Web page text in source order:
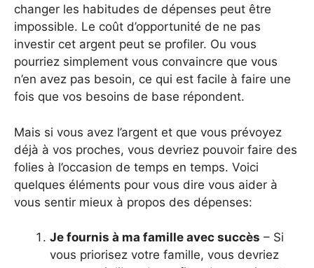
changer les habitudes de dépenses peut être
impossible. Le coût d’opportunité de ne pas
investir cet argent peut se profiler. Ou vous
pourriez simplement vous convaincre que vous
n’en avez pas besoin, ce qui est facile à faire une
fois que vos besoins de base répondent.
Mais si vous avez l’argent et que vous prévoyez
déjà à vos proches, vous devriez pouvoir faire des
folies à l’occasion de temps en temps. Voici
quelques éléments pour vous dire vous aider à
vous sentir mieux à propos des dépenses:
Je fournis à ma famille avec succès – Si
vous priorisez votre famille, vous devriez